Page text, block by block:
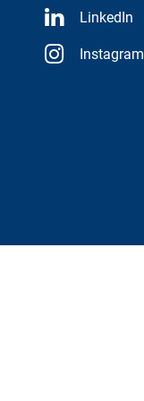
LinkedIn
Instagram